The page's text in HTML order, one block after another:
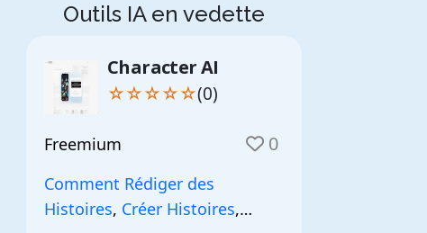
Outils IA en vedette
Character AI
☆☆☆☆☆(0)
Freemium 0
Comment Rédiger des
Histoires, Créer Histoires,